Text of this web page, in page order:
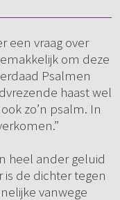
een vraag over
om deze
Psalmen
haast wel
zo’n psalm. In
heel ander geluid
is de dichter tegen
vanwege